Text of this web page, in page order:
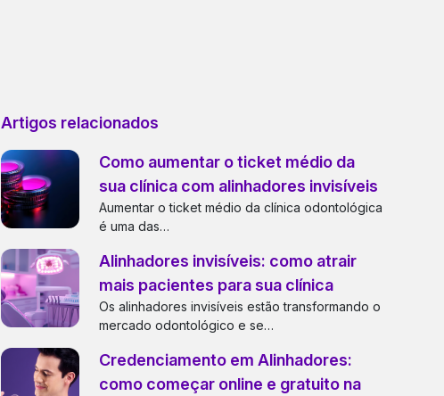
Artigos relacionados
Como aumentar o ticket médio da
sua clínica com alinhadores invisíveis
Aumentar o ticket médio da clínica odontológica
é uma das…
Alinhadores invisíveis: como atrair
mais pacientes para sua clínica
Os alinhadores invisíveis estão transformando o
mercado odontológico e se…
Credenciamento em Alinhadores:
como começar online e gratuito na